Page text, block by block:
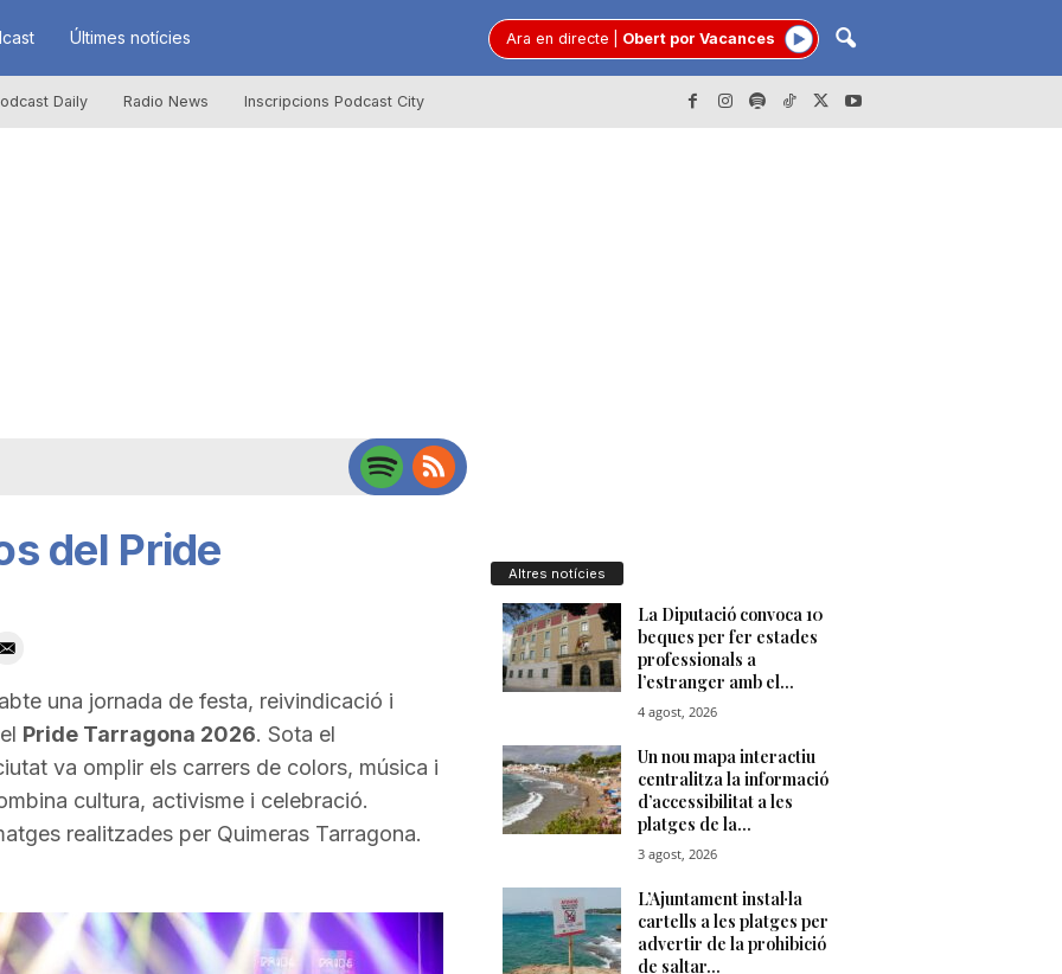
Últimes notícies Ara en directe Obert por Vacances
Daily Radio News Inscripcions Podcast City
del Pride
una jornada de festa, reivindicació i
Pride Tarragona 2026. Sota el
va omplir els carrers de colors, música i
cultura, activisme i celebració.
realitzades per Quimeras Tarragona.
Altres notícies